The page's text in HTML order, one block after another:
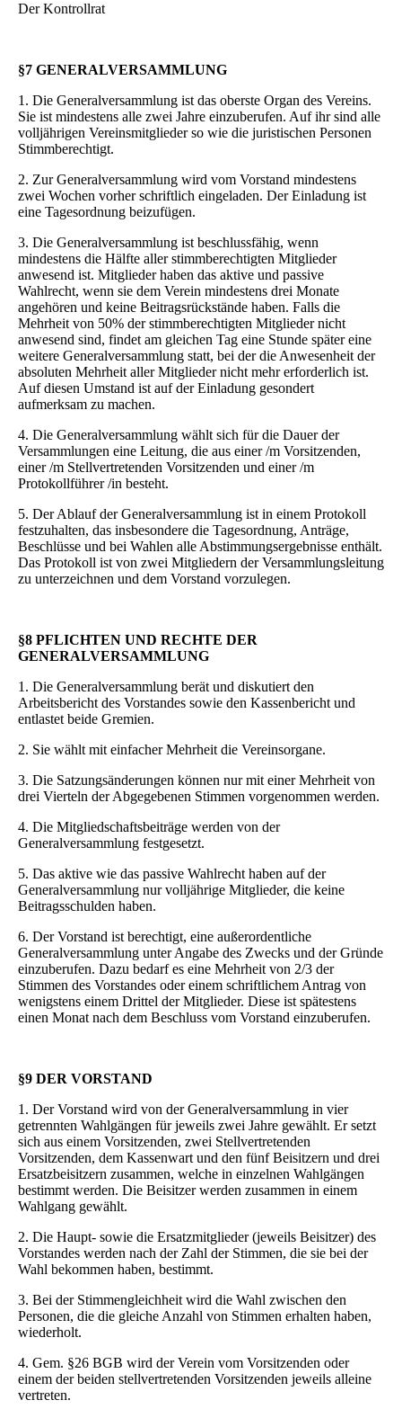
Der Kontrollrat
§7 GENERALVERSAMMLUNG
1. Die Generalversammlung ist das oberste Organ des Vereins.
Sie ist mindestens alle zwei Jahre einzuberufen. Auf ihr sind alle
volljährigen Vereinsmitglieder so wie die juristischen Personen
Stimmberechtigt.
2. Zur Generalversammlung wird vom Vorstand mindestens
zwei Wochen vorher schriftlich eingeladen. Der Einladung ist
eine Tagesordnung beizufügen.
3. Die Generalversammlung ist beschlussfähig, wenn
mindestens die Hälfte aller stimmberechtigten Mitglieder
anwesend ist. Mitglieder haben das aktive und passive
Wahlrecht, wenn sie dem Verein mindestens drei Monate
angehören und keine Beitragsrückstände haben. Falls die
Mehrheit von 50% der stimmberechtigten Mitglieder nicht
anwesend sind, findet am gleichen Tag eine Stunde später eine
weitere Generalversammlung statt, bei der die Anwesenheit der
absoluten Mehrheit aller Mitglieder nicht mehr erforderlich ist.
Auf diesen Umstand ist auf der Einladung gesondert
aufmerksam zu machen.
4. Die Generalversammlung wählt sich für die Dauer der
Versammlungen eine Leitung, die aus einer /m Vorsitzenden,
einer /m Stellvertretenden Vorsitzenden und einer /m
Protokollführer /in besteht.
5. Der Ablauf der Generalversammlung ist in einem Protokoll
festzuhalten, das insbesondere die Tagesordnung, Anträge,
Beschlüsse und bei Wahlen alle Abstimmungsergebnisse enthält.
Das Protokoll ist von zwei Mitgliedern der Versammlungsleitung
zu unterzeichnen und dem Vorstand vorzulegen.
§8 PFLICHTEN UND RECHTE DER
GENERALVERSAMMLUNG
1. Die Generalversammlung berät und diskutiert den
Arbeitsbericht des Vorstandes sowie den Kassenbericht und
entlastet beide Gremien.
2. Sie wählt mit einfacher Mehrheit die Vereinsorgane.
3. Die Satzungsänderungen können nur mit einer Mehrheit von
drei Vierteln der Abgegebenen Stimmen vorgenommen werden.
4. Die Mitgliedschaftsbeiträge werden von der
Generalversammlung festgesetzt.
5. Das aktive wie das passive Wahlrecht haben auf der
Generalversammlung nur volljährige Mitglieder, die keine
Beitragsschulden haben.
6. Der Vorstand ist berechtigt, eine außerordentliche
Generalversammlung unter Angabe des Zwecks und der Gründe
einzuberufen. Dazu bedarf es eine Mehrheit von 2/3 der
Stimmen des Vorstandes oder einem schriftlichem Antrag von
wenigstens einem Drittel der Mitglieder. Diese ist spätestens
einen Monat nach dem Beschluss vom Vorstand einzuberufen.
§9 DER VORSTAND
1. Der Vorstand wird von der Generalversammlung in vier
getrennten Wahlgängen für jeweils zwei Jahre gewählt. Er setzt
sich aus einem Vorsitzenden, zwei Stellvertretenden
Vorsitzenden, dem Kassenwart und den fünf Beisitzern und drei
Ersatzbeisitzern zusammen, welche in einzelnen Wahlgängen
bestimmt werden. Die Beisitzer werden zusammen in einem
Wahlgang gewählt.
2. Die Haupt- sowie die Ersatzmitglieder (jeweils Beisitzer) des
Vorstandes werden nach der Zahl der Stimmen, die sie bei der
Wahl bekommen haben, bestimmt.
3. Bei der Stimmengleichheit wird die Wahl zwischen den
Personen, die die gleiche Anzahl von Stimmen erhalten haben,
wiederholt.
4. Gem. §26 BGB wird der Verein vom Vorsitzenden oder
einem der beiden stellvertretenden Vorsitzenden jeweils alleine
vertreten.